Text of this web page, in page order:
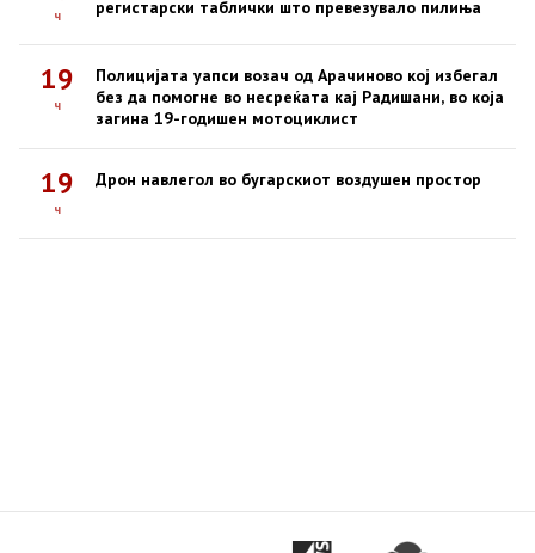
ч
регистарски таблички што превезувало пилиња
19
ч
Полицијата уапси возач од Арачиново кој избегал
без да помогне во несреќата кај Радишани, во која
загина 19-годишен мотоциклист
19
ч
Дрон навлегол во бугарскиот воздушен простор